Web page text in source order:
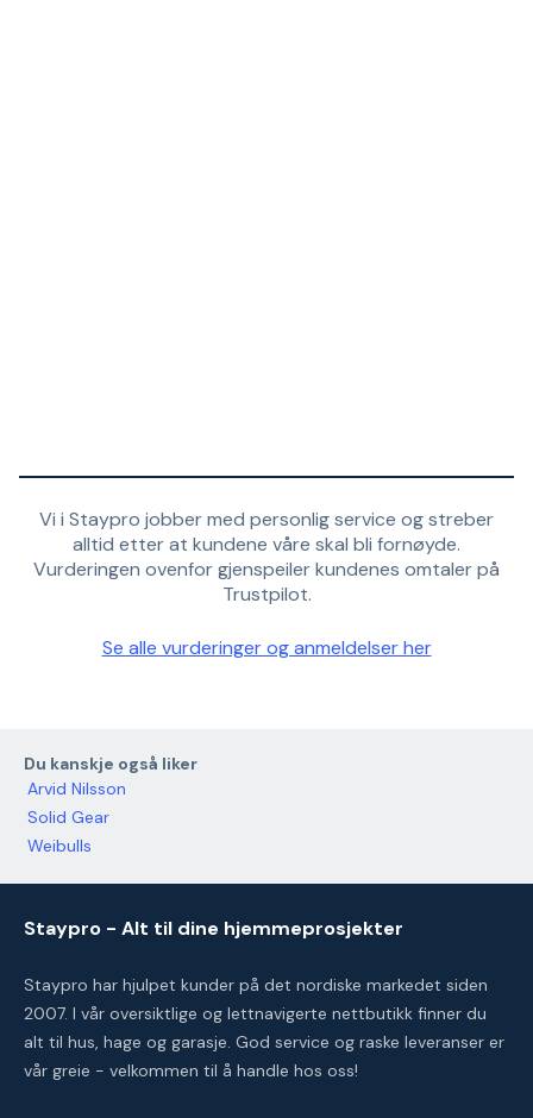
Vi i Staypro jobber med personlig service og streber
alltid etter at kundene våre skal bli fornøyde.
Vurderingen ovenfor gjenspeiler kundenes omtaler på
Trustpilot.
Se alle vurderinger og anmeldelser her
Du kanskje også liker
Arvid Nilsson
Solid Gear
Weibulls
Staypro - Alt til dine hjemmeprosjekter
Staypro har hjulpet kunder på det nordiske markedet siden
2007. I vår oversiktlige og lettnavigerte nettbutikk finner du
alt til hus, hage og garasje. God service og raske leveranser er
vår greie - velkommen til å handle hos oss!